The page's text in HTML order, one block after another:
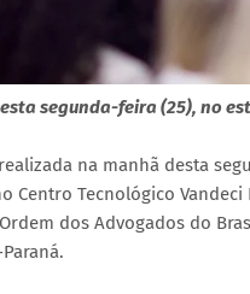
segunda-feira (25), no
na manhã desta
Centro Tecnológico
dos Advogados do